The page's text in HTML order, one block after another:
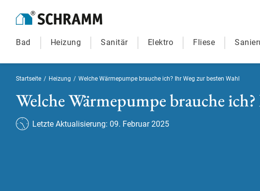
Bad Heizung Sanitär Elektro Fliese
Startseite / Heizung / Welche Wärmepumpe brauche ich? Ihr Weg zur besten Wahl
Welche Wärmepumpe brauche
Letzte Aktualisierung: 09. Februar 2025